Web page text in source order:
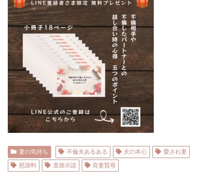
妻の気持ち 不倫夫あるある 夫の本心
愛され妻
慰謝料
直接示談 良妻賢母